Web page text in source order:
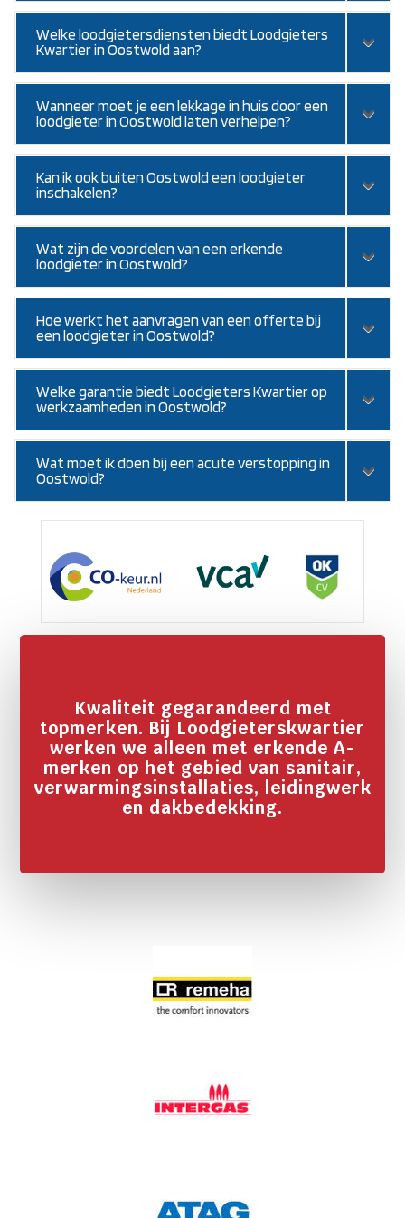
Welke loodgietersdiensten biedt Loodgieters
Kwartier in Oostwold aan?
Wanneer moet je een lekkage in huis door een
loodgieter in Oostwold laten verhelpen?
Kan ik ook buiten Oostwold een loodgieter
inschakelen?
Wat zijn de voordelen van een erkende
loodgieter in Oostwold?
Hoe werkt het aanvragen van een offerte bij
een loodgieter in Oostwold?
Welke garantie biedt Loodgieters Kwartier op
werkzaamheden in Oostwold?
Wat moet ik doen bij een acute verstopping in
Oostwold?
Kwaliteit gegarandeerd met
topmerken. Bij Loodgieterskwartier
werken we alleen met erkende A-
merken op het gebied van sanitair,
verwarmingsinstallaties, leidingwerk
en dakbedekking.